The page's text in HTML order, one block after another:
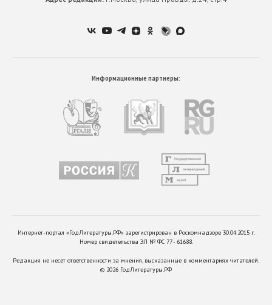
Информационные партнеры:
Интернет-портал «ГодЛитературы.РФ» зарегистрирован в Роскомнадзоре 30.04.2015 г.
Номер свидетельства ЭЛ № ФС 77 - 61688.
Редакция не несет ответственности за мнения, высказанные в комментариях читателей.
© 2026 ГодЛитературы.РФ